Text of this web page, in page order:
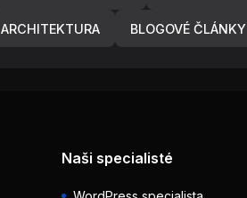
ARCHITEKTURA BLOGOVÉ ČLÁNKY
Naši specialisté